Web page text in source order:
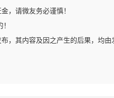
，请微友务必谨慎！
，其内容及因之产生的后果，均由